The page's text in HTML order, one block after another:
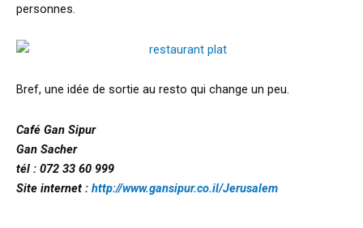
personnes.
Bref, une idée de sortie au resto qui change un peu.
Café Gan Sipur
Gan Sacher
tél : 072 33 60 999
Site internet : http://www.gansipur.co.il/Jerusalem